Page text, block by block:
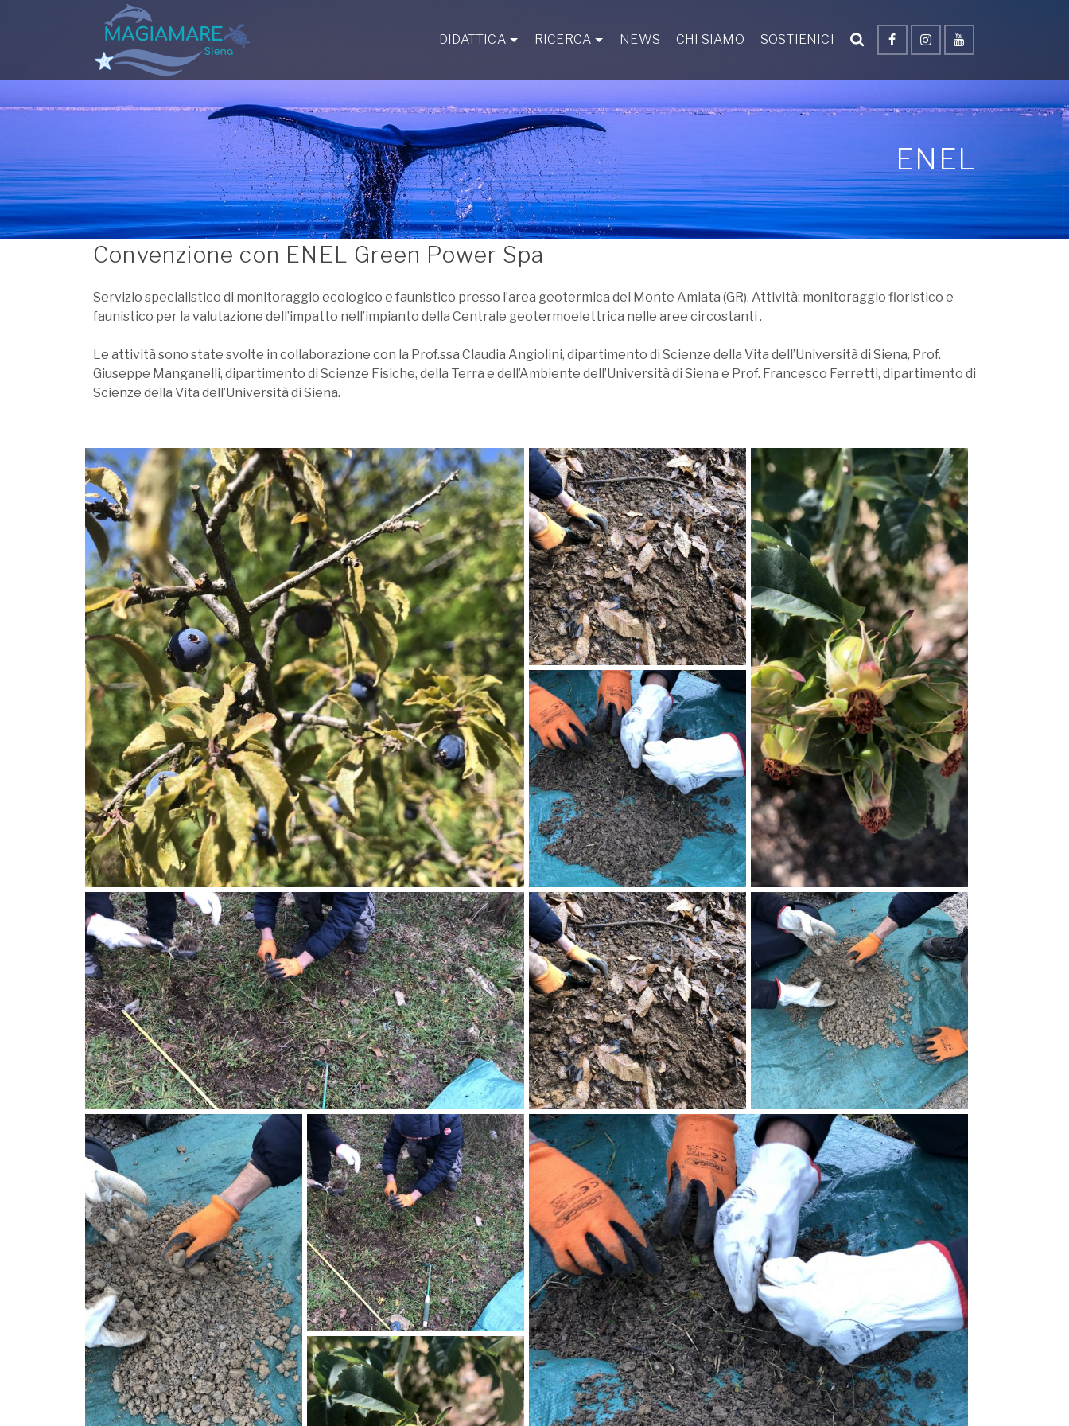
DIDATTICA RICERCA NEWS CHI SIAMO SOSTIENICI
ENEL
Convenzione con ENEL Green Power Spa
Servizio specialistico di monitoraggio ecologico e faunistico presso l’area geotermica del Monte Amiata (GR). Attività: monitoraggio floristico e
faunistico per la valutazione dell’impatto nell’impianto della Centrale geotermoelettrica nelle aree circostanti .
Le attività sono state svolte in collaborazione con la Prof.ssa Claudia Angiolini, dipartimento di Scienze della Vita dell’Università di Siena, Prof.
Giuseppe Manganelli, dipartimento di Scienze Fisiche, della Terra e dell’Ambiente dell’Università di Siena e Prof. Francesco Ferretti, dipartimento di
Scienze della Vita dell’Università di Siena.